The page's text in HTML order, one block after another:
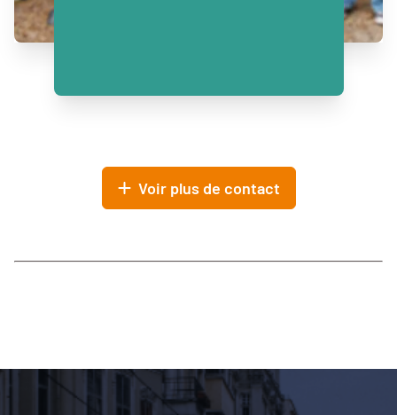
Voir plus de contact